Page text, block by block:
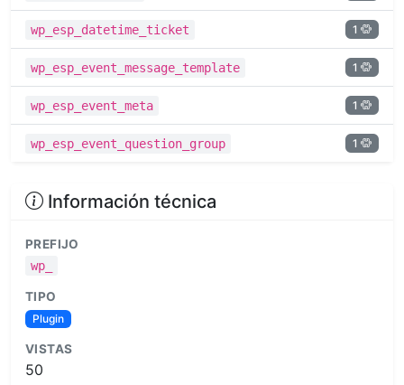
wp_esp_datetime_ticket 1
wp_esp_event_message_template 1
wp_esp_event_meta 1
wp_esp_event_question_group 1
Información técnica
PREFIJO
wp_
TIPO
Plugin
VISTAS
50